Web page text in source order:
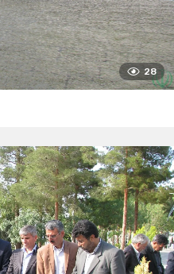
28